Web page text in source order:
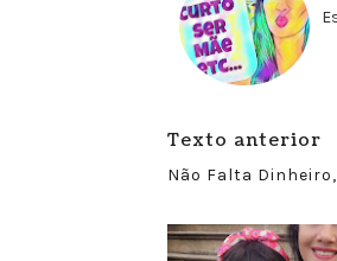
Texto anterior
Não Falta